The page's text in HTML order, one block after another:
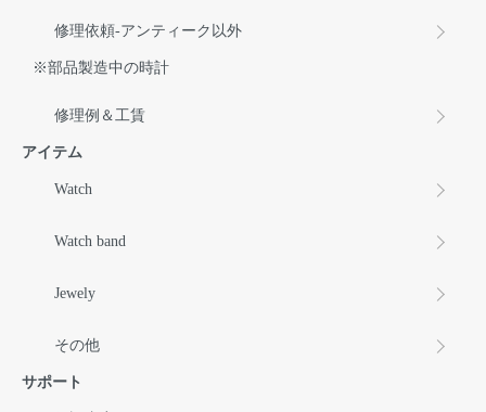
修理依頼-アンティーク以外
※部品製造中の時計
修理例＆工賃
アイテム
Watch
Watch band
Jewely
その他
サポート